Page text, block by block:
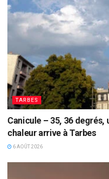
TARBES
Canicule – 35, 36 degrés,
chaleur arrive à Tarbes
6 AOÛT 2026